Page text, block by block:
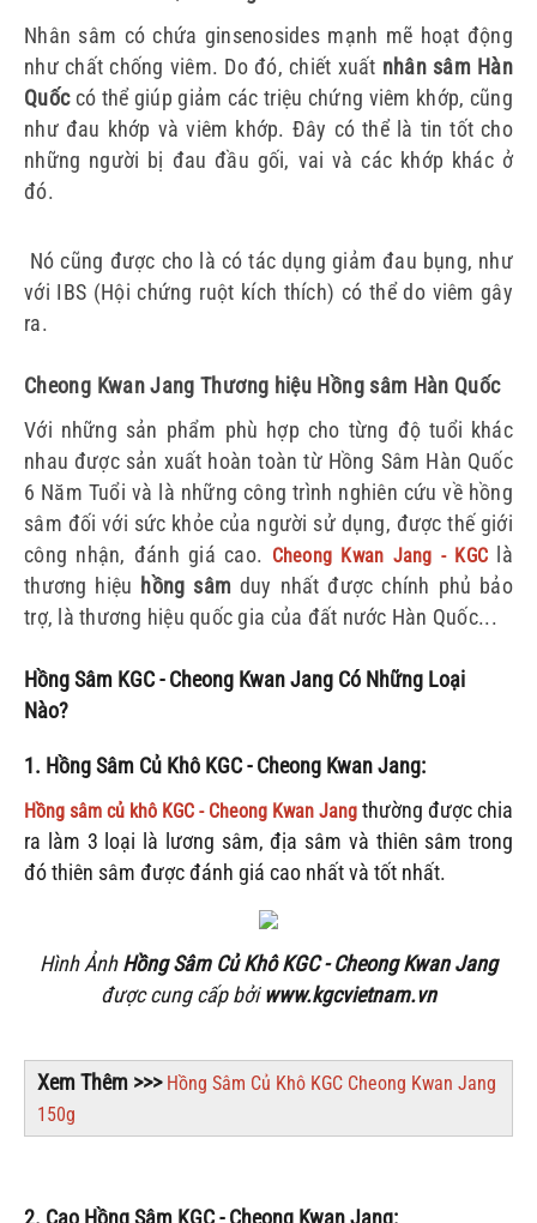
Nhân sâm có chứa ginsenosides mạnh mẽ hoạt động
như chất chống viêm. Do đó, chiết xuất nhân sâm Hàn
Quốccó thể giúp giảm các triệu chứng viêm khớp, cũng
như đau khớp và viêm khớp. Đây có thể là tin tốt cho
những người bị đau đầu gối, vai và các khớp khác ở
đó.
Nó cũng được cho là có tác dụng giảm đau bụng, như
với IBS (Hội chứng ruột kích thích) có thể do viêm gây
ra.
Cheong Kwan Jang Thương hiệu Hồng sâm Hàn Quốc
Với những sản phẩm phù hợp cho từng độ tuổi khác
nhau được sản xuất hoàn toàn từ Hồng Sâm Hàn Quốc
6 Năm Tuổi và là những công trình nghiên cứu về hồng
sâm đối với sức khỏe của người sử dụng, được thế giới
công nhận, đánh giá cao. Cheong Kwan Jang - KGC là
thương hiệu hồng sâm duy nhất được chính phủ bảo
trợ, là thương hiệu quốc gia của đất nước Hàn Quốc...
Hồng Sâm KGC - Cheong Kwan Jang Có Những Loại
Nào?
1. Hồng Sâm Củ Khô KGC - Cheong Kwan Jang:
Hồng sâm củ khô KGC - Cheong Kwan Jang thường được chia
ra làm 3 loại là lương sâm, địa sâm và thiên sâm trong
đó thiên sâm được đánh giá cao nhất và tốt nhất.
Hình ẢnhHồng Sâm Củ Khô KGC - Cheong Kwan Jang
được cung cấp bởiwww.kgcvietnam.vn
Xem Thêm >>> Hồng Sâm Củ Khô KGC Cheong Kwan Jang
150g
2. Cao Hồng Sâm KGC - Cheong Kwan Jang: